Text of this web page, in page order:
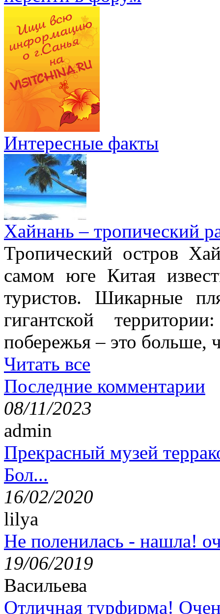
Интересные факты
Хайнань – тропический
Тропический остров
самом юге Китая
туристов. Шикарные
гигантской
побережья – это
Читать все
Последние комментарии
08/11/2023
admin
Прекрасный музей
Бол...
16/02/2020
lilya
Не поленилась - нашла!
19/06/2019
Васильева
Отличная турфирма!